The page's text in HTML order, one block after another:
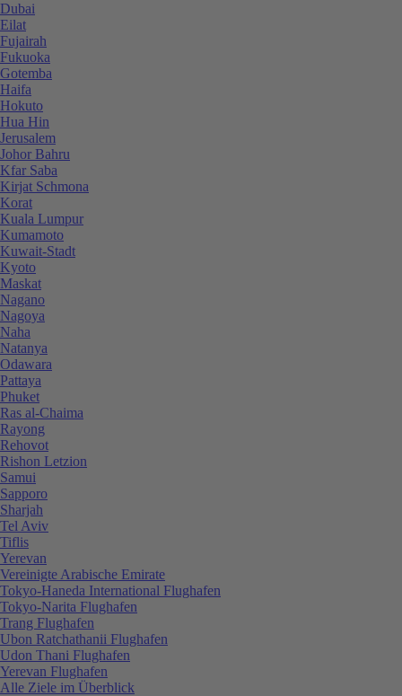
Dubai
Eilat
Fujairah
Fukuoka
Gotemba
Haifa
Hokuto
Hua Hin
Jerusalem
Johor Bahru
Kfar Saba
Kirjat Schmona
Korat
Kuala Lumpur
Kumamoto
Kuwait-Stadt
Kyoto
Maskat
Nagano
Nagoya
Naha
Natanya
Odawara
Pattaya
Phuket
Ras al-Chaima
Rayong
Rehovot
Rishon Letzion
Samui
Sapporo
Sharjah
Tel Aviv
Tiflis
Yerevan
Vereinigte Arabische Emirate
Tokyo-Haneda International Flughafen
Tokyo-Narita Flughafen
Trang Flughafen
Ubon Ratchathanii Flughafen
Udon Thani Flughafen
Yerevan Flughafen
Alle Ziele im Überblick